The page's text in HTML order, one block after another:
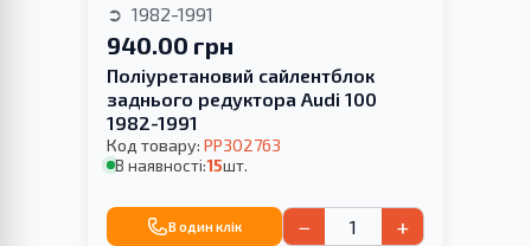
1982-1991
940.00 грн
Поліуретановий сайлентблок
заднього редуктора Audi 100
1982-1991
Код товару: PP302763
В наявності:15шт.
В один клік − +